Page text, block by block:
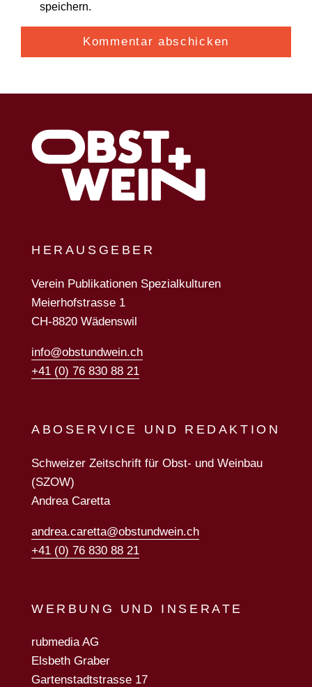
speichern.
HERAUSGEBER
Verein Publikationen Spezialkulturen
Meierhofstrasse 1
CH-8820 Wädenswil
info@obstundwein.ch
+41 (0) 76 830 88 21
ABOSERVICE UND REDAKTION
Schweizer Zeitschrift für Obst- und Weinbau
(SZOW)
Andrea Caretta
andrea.caretta@obstundwein.ch
+41 (0) 76 830 88 21
WERBUNG UND INSERATE
rubmedia AG
Elsbeth Graber
Gartenstadtstrasse 17